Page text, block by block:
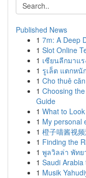
Published News
1 7m: A Deep
1 Slot Online
1 เซียนลีกมาแ
1 รูเล็ต แตกหนั
1 Cho thuê
1 Choosing
Guide
1 What to
1 My personal
1 橙子喵酱视
1 Finding the
1 พูลวิลล่า พัทย
1 Saudi
1 Musik